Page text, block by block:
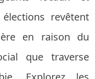
revêtent
en raison du
que traverse